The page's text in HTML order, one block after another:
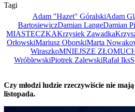
Tagi
Adam "Hazet" GóralskiAdam
BartosiewiczDamian LangeDamian
MIASTECZKAKrzysiek Zawadka
OrłowskiMariusz OborskiMarta
WiraszkoMNIEJSZE ZŁO
WróblewskiPiotrek ZalewskiRafał Iks
Czy młodzi ludzie rzeczywiście nie
listopada.